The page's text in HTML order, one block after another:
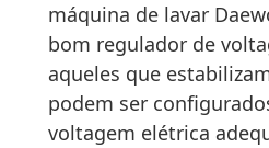
máquina de lavar
bom regulador de
aqueles que
podem ser
voltagem elétrica